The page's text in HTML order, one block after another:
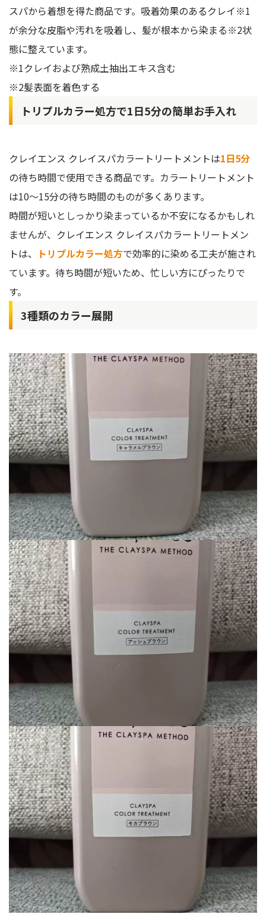
スパから着想を得た商品です。吸着効果のあるクレイ※1
が余分な皮脂や汚れを吸着し、髪が根本から染まる※2状
態に整えています。
※1クレイおよび熟成土抽出エキス含む
※2髪表面を着色する
トリプルカラー処方で1日5分の簡単お手入れ
クレイエンス クレイスパカラートリートメントは1日5分
の待ち時間で使用できる商品です。カラートリートメント
は10〜15分の待ち時間のものが多くあります。
時間が短いとしっかり染まっているか不安になるかもしれ
ませんが、クレイエンス クレイスパカラートリートメン
トは、 トリプルカラー処方で効率的に染める工夫が施され
ています。待ち時間が短いため、忙しい方にぴったりで
す。
3種類のカラー展開